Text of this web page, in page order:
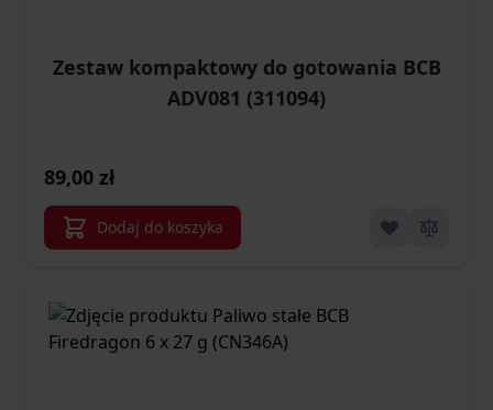
Zestaw kompaktowy do gotowania BCB
ADV081 (311094)
89,00 zł
Dodaj do koszyka